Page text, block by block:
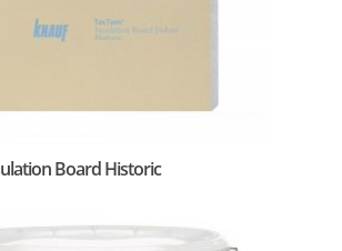
Board Historic